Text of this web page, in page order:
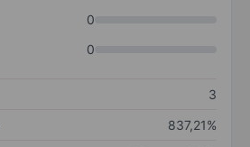
0
0
3
837,21%